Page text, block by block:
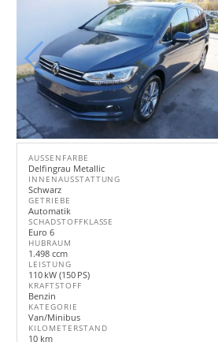
AUSSENFARBE
Delfingrau Metallic
INNENAUSSTATTUNG
Schwarz
GETRIEBE
Automatik
SCHADSTOFFKLASSE
Euro 6
HUBRAUM
1.498 ccm
LEISTUNG
110 kW (150 PS)
KRAFTSTOFF
Benzin
KATEGORIE
Van/Minibus
KILOMETERSTAND
10 km